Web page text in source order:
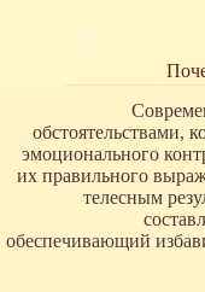
обстоятельствами,
эмоционального
их правильного
телесным
обеспечивающий